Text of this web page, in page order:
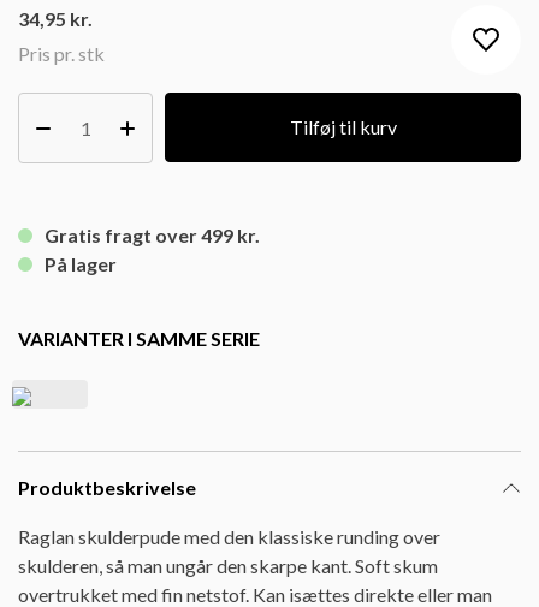
Pris pr. stk
34,95 kr.
Tilføj til kurv
Gratis fragt over 499 kr.
På lager
VARIANTER I SAMME SERIE
Produktbeskrivelse
Raglan skulderpude med den klassiske runding over
skulderen, så man ungår den skarpe kant. Soft skum
overtrukket med fin netstof. Kan isættes direkte eller man